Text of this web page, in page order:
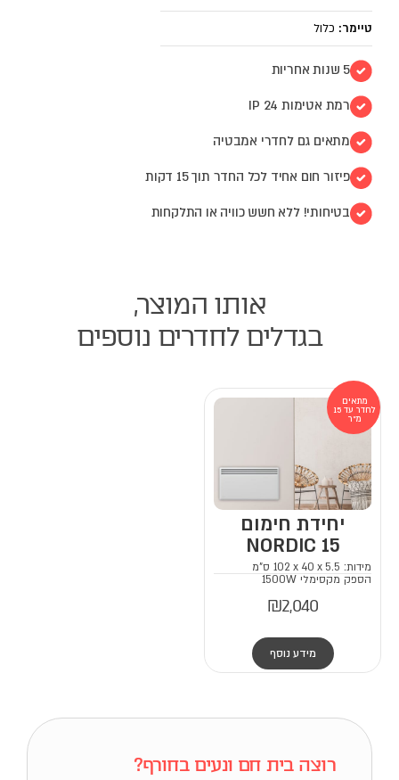
טיימר: כלול
5 שנות אחריות
רמת אטימות IP 24
מתאים גם לחדרי אמבטיה
פיזור חום אחיד לכל החדר תוך 15 דקות
בטיחותי! ללא חשש כוויה או התלקחות
אותו המוצר,
בגדלים לחדרים נוספים
מתאים
לחדר עד 15
מ"ר
יחידת חימום
NORDIC 15
מידות: 102 x 40 x5.5 ס"מ
הספק מקסימלי 1500W
₪2,040
מידע נוסף
רוצה בית חם ונעים בחורף?